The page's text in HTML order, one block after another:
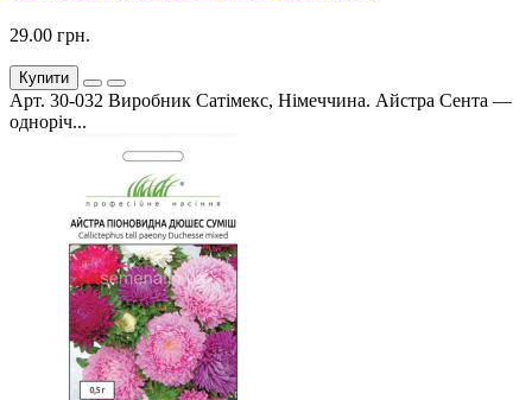
29.00 грн.
Купити
Арт. 30-032 Виробник Сатімекс, Німеччина. Айстра Сента —
одноріч...